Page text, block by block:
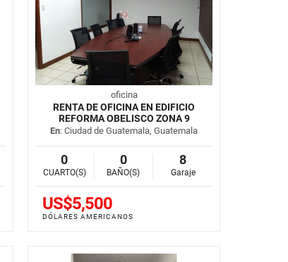
oficina
RENTA DE OFICINA EN EDIFICIO
REFORMA OBELISCO ZONA 9
En: Ciudad de Guatemala, Guatemala
0
CUARTO(S)
0
BAÑO(S)
8
Garaje
US$5,500
DÓLARES AMERICANOS